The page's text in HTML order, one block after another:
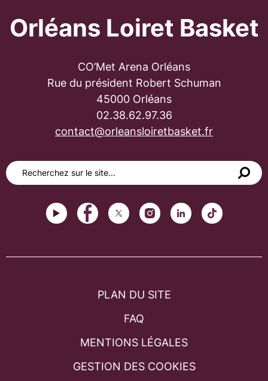
Orléans Loiret Basket
CO’Met Arena Orléans
Rue du président Robert Schuman
45000 Orléans
02.38.62.97.36
contact@orleansloiretbasket.fr
PLAN DU SITE
FAQ
MENTIONS LÉGALES
GESTION DES COOKIES